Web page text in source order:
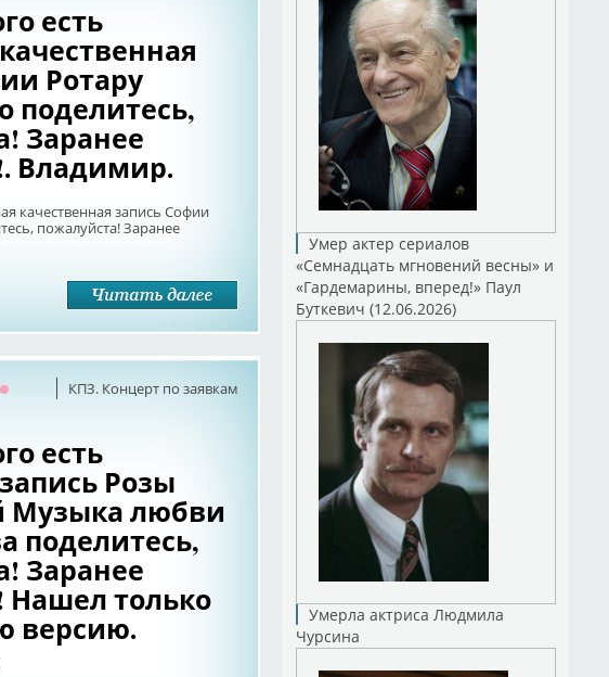
есть
Ротару
поделитесь,
Заранее
Владимир.
качественная запись Софии
пожалуйста! Заранее
КПЗ. Концерт по заявкам
Оффлайн
есть
Розы
Музыка любви
поделитесь,
Заранее
Нашел только
версию.
Умер актер сериалов
«Семнадцать мгновений весны» и
«Гардемарины, вперед!» Паул
Буткевич (12.06.2026)
Умерла актриса Людмила
Чурсина